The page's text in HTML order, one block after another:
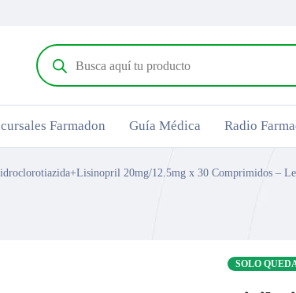
Farmadon Guía Médica Radio
20mg/12.5mg x 30 Comprimidos –
SOLO